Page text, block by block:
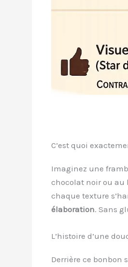
C’est quoi
Imaginez une
chocolat noir ou au
chaque texture
élaboration. Sans
L’histoire d’une
Derrière ce bonbon